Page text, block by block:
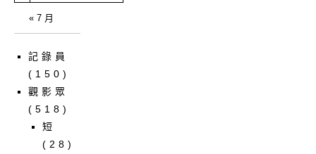
« 7 月
記錄員
(150)
觀影眾
(518)
短
(28)